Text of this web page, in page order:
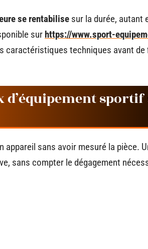
se rentabilise sur la durée, autant
sur https://www.sport-
caractéristiques techniques avant de
d’équipement sportif
appareil sans avoir mesuré la pièce.
sans compter le dégagement